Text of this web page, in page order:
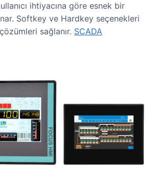
ihtiyacına göre esnek bir
Softkey ve Hardkey seçenekleri
sağlanır. SCADA